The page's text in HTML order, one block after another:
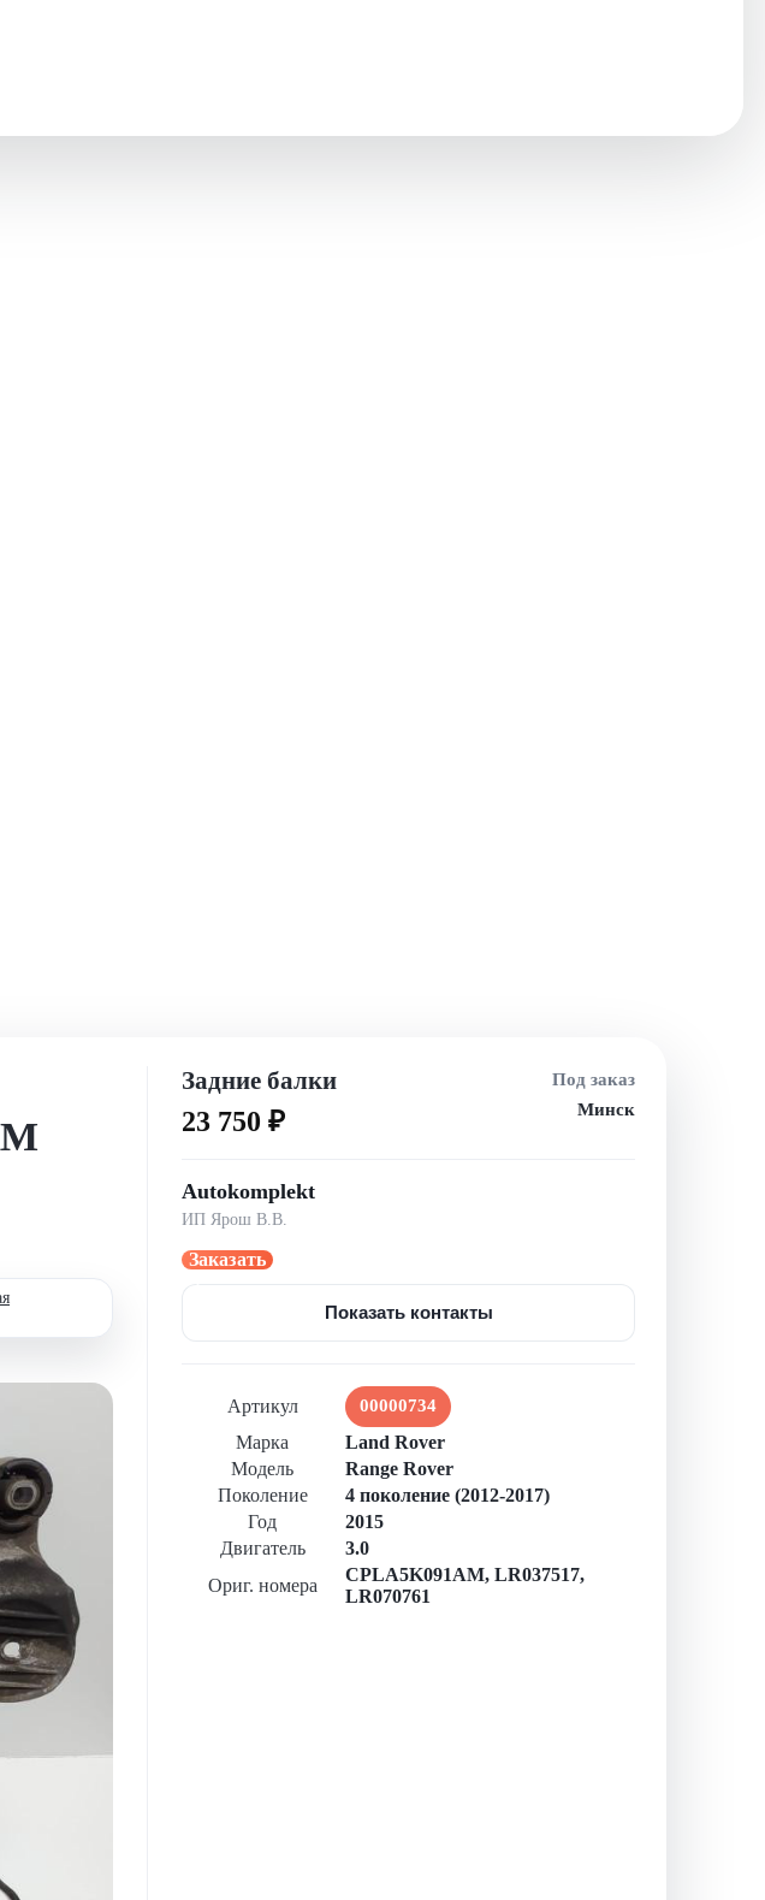
Задние балки
23 750 ₽
Под заказ
Минск
Autokomplekt
ИП Ярош В.В.
Заказать
Показать контакты
Артикул 00000734
Марка
Land Rover
Модель
Range Rover
Поколение
4 поколение (2012-2017)
Год
2015
Двигатель
3.0
Ориг. номера
CPLA5K091AM,LR037517,
LR070761